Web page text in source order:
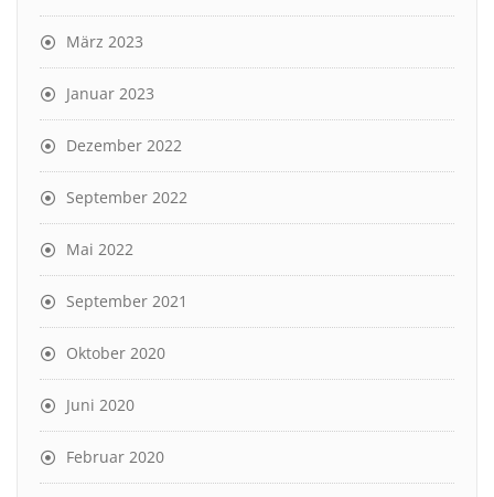
März 2023
Januar 2023
Dezember 2022
September 2022
Mai 2022
September 2021
Oktober 2020
Juni 2020
Februar 2020